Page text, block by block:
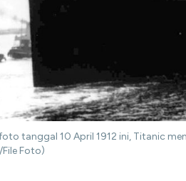
tanggal 10 April 1912 ini, Titanic
Foto)